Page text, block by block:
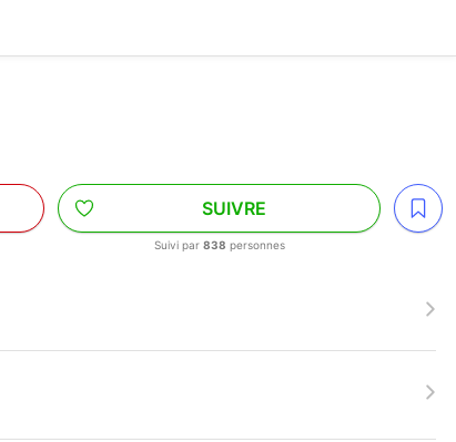
SUIVRE
Suivi par 838 personnes